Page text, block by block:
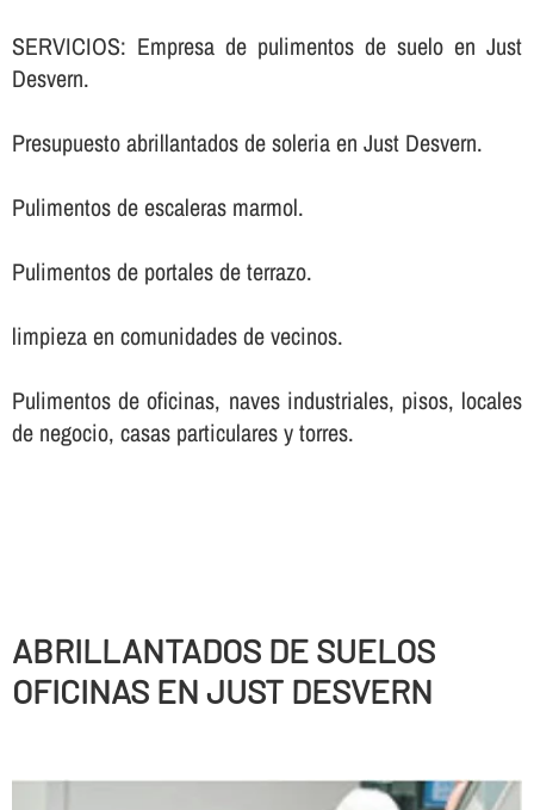
SERVICIOS: Empresa de pulimentos de suelo en Just
Desvern.
Presupuesto abrillantados de soleria en Just Desvern.
Pulimentos de escaleras marmol.
Pulimentos de portales de terrazo.
limpieza en comunidades de vecinos.
Pulimentos de oficinas, naves industriales, pisos, locales
de negocio, casas particulares y torres.
ABRILLANTADOS DE SUELOS
OFICINAS EN JUST DESVERN